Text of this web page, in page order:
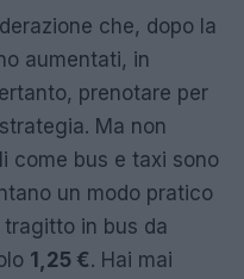
che, dopo la
aumentati, in
prenotare per
Ma non
come bus e taxi sono
un modo pratico
in bus da
1,25 €. Hai mai